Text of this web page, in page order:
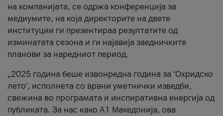
на компанијата, се одржа конференција за
медиумите, на која директорите на двете
институции ги презентираа резултатите од
изминатата сезона и ги најавија заедничките
планови за наредниот период.
„2025 година беше извонредна година за ‘Охридско
лето’, исполнета со врвни уметнички изведби,
свежина во програмата и инспиративна енергија од
публиката. За нас како A1 Македонија, ова